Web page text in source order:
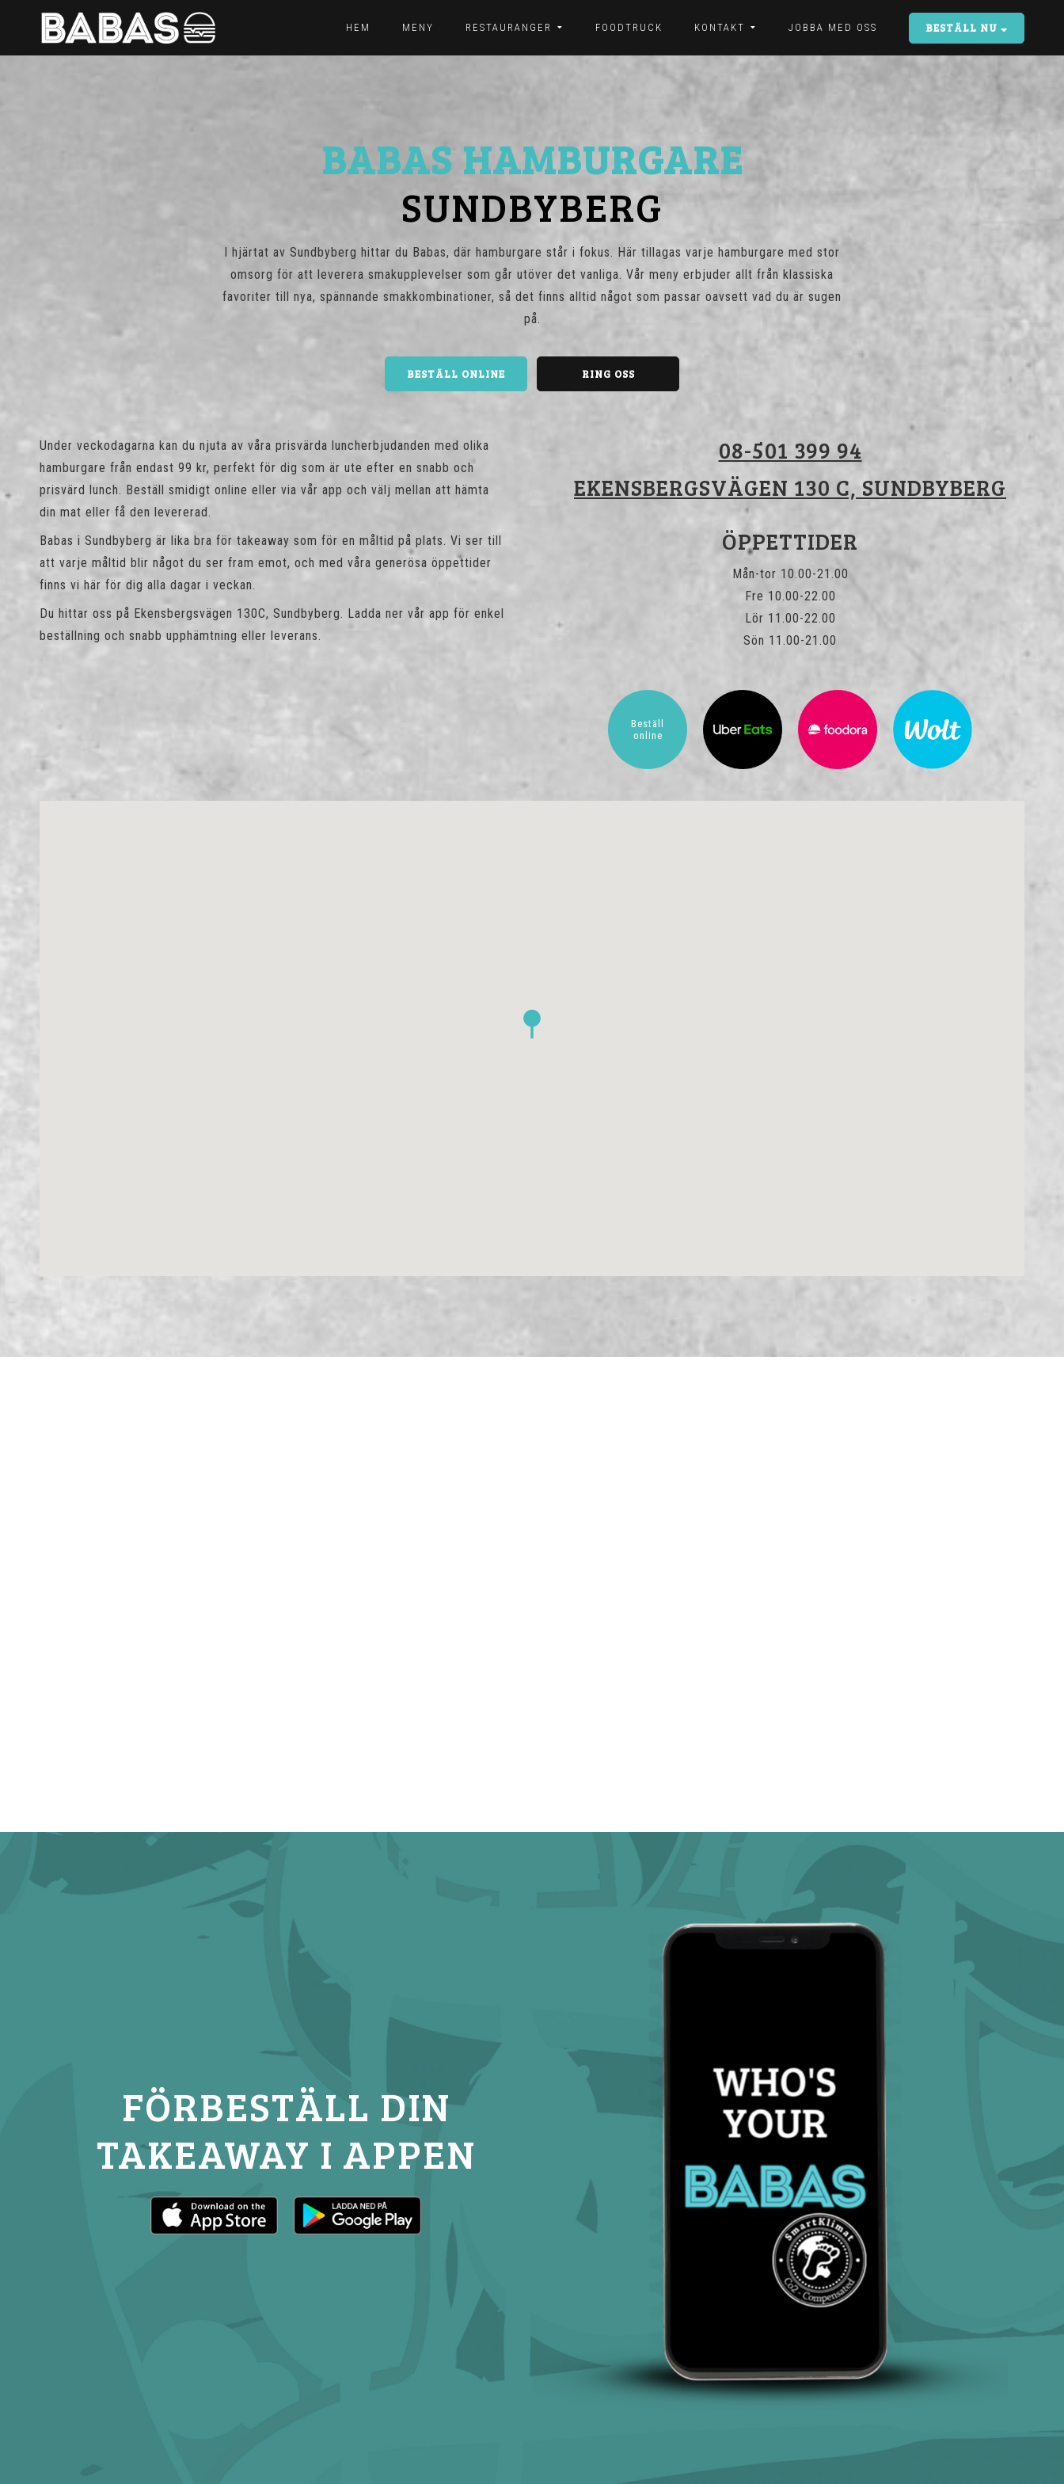
HEM MENY RESTAURANGER FOODTRUCK KONTAKT JOBBA MED OSS BESTÄLL NU
BABAS HAMBURGARE
SUNDBYBERG
I hjärtat av Sundbyberg hittar du Babas, där hamburgare står i fokus. Här tillagas varje hamburgare med stor
omsorg för att leverera smakupplevelser som går utöver det vanliga. Vår meny erbjuder allt från klassiska
favoriter till nya, spännande smakkombinationer, så det finns alltid något som passar oavsett vad du är sugen
på.
BESTÄLL ONLINE RING OSS
Under veckodagarna kan du njuta av våra prisvärda luncherbjudanden med olika
hamburgare från endast 99 kr, perfekt för dig som är ute efter en snabb och
prisvärd lunch. Beställ smidigt online eller via vår app och välj mellan att hämta
din mat eller få den levererad.
Babas i Sundbyberg är lika bra för takeaway som för en måltid på plats. Vi ser till
att varje måltid blir något du ser fram emot, och med våra generösa öppettider
finns vi här för dig alla dagar i veckan.
Du hittar oss på Ekensbergsvägen 130C, Sundbyberg. Ladda ner vår app för enkel
beställning och snabb upphämtning eller leverans.
08-501 399 94
EKENSBERGSVÄGEN 130 C, SUNDBYBERG
ÖPPETTIDER
Mån-tor 10.00-21.00
Fre 10.00-22.00
Lör 11.00-22.00
Sön 11.00-21.00
Beställ
online
FÖRBESTÄLL DIN
TAKEAWAY I APPEN